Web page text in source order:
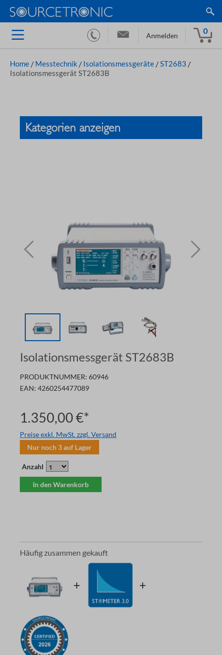
Anmelden
0
Home / Messtechnik / Isolationsmessgeräte /ST2683 /
Isolationsmessgerät ST2683B
Kategorien anzeigen
Isolationsmessgerät ST2683B
PRODUKTNUMMER: 60946
EAN: 4260254477089
1.350,00 €*
Preise exkl. MwSt. zzgl. Versand
Nur noch3auf Lager
Anzahl
In den Warenkorb
Häufig zusammen gekauft